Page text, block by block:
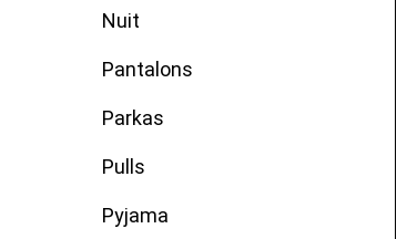
Nuit
Pantalons
Parkas
Pulls
Pyjama